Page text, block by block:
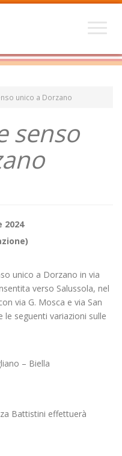
unico a Dorzano
senso
2024
unico a Dorzano in via
verso Salussola, nel
via G. Mosca e via San
seguenti variazioni sulle
– Biella
Battistini effettuerà